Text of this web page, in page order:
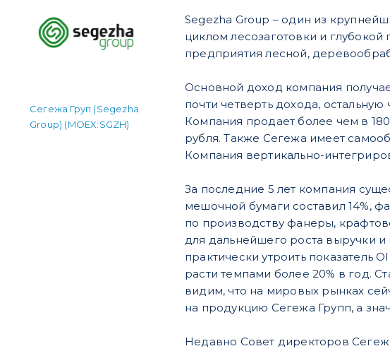
Сегежа Груп (Segezha
Group) (MOEX:SGZH)
Segezha Group – один из
циклом лесозаготовки и
предприятия лесной,
Основной доход компания
почти четверть дохода,
Компания продает более чем в
рубля. Также Сегежа имеет
Компания вертикально-
За последние 5 лет компания
мешочной бумаги составил 14%,
по производству фанеры,
для дальнейшего роста выручки и
практически утроить показатель
расти темпами более 20% в год.
видим, что на мировых рынках
на продукцию Сегежа Групп, а
Недавно Совет директоров